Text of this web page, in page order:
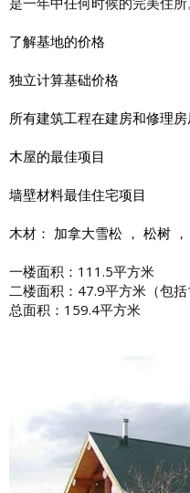
了解基地的价格
独立计算基础价格
所有建筑工程在建房和修理
木屋的最佳项目
墙壁材料最佳住宅项目
木材： 加拿大雪松 ， 松树 ，
一楼面积：111.5平方米
二楼面积：47.9平方米（包括
总面积：159.4平方米